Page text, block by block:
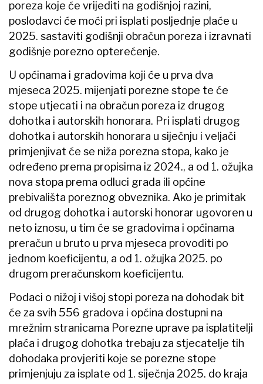
poreza koje će vrijediti na godišnjoj razini,
poslodavci će moći pri isplati posljednje plaće u
2025. sastaviti godišnji obračun poreza i izravnati
godišnje porezno opterećenje.
U općinama i gradovima koji će u prva dva
mjeseca 2025. mijenjati porezne stope te će
stope utjecati i na obračun poreza iz drugog
dohotka i autorskih honorara. Pri isplati drugog
dohotka i autorskih honorara u siječnju i veljači
primjenjivat će se niža porezna stopa, kako je
određeno prema propisima iz 2024., a od 1. ožujka
nova stopa prema odluci grada ili općine
prebivališta poreznog obveznika. Ako je primitak
od drugog dohotka i autorski honorar ugovoren u
neto iznosu, u tim će se gradovima i općinama
preračun u bruto u prva mjeseca provoditi po
jednom koeficijentu, a od 1. ožujka 2025. po
drugom preračunskom koeficijentu.
Podaci o nižoj i višoj stopi poreza na dohodak bit
će za svih 556 gradova i općina dostupni na
mrežnim stranicama Porezne uprave pa isplatitelji
plaća i drugog dohotka trebaju za stjecatelje tih
dohodaka provjeriti koje se porezne stope
primjenjuju za isplate od 1. siječnja 2025. do kraja